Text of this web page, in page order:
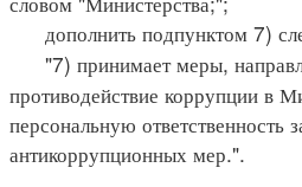
дополнить подпунктом 7)
"7) принимает меры,
противодействие коррупции в
персональную ответственность
антикоррупционных мер.".